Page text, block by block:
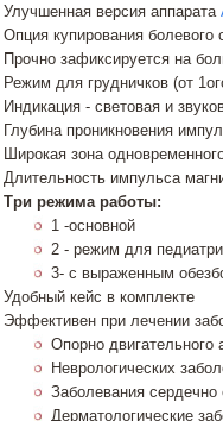
Улучшенная версия аппарата
Опция купирования болевого
Прочно зафиксируется на
Режим для грудничков (от
Индикация - световая и
Глубина проникновения
Широкая зона
Длительность импульса
Три режима работы:
1 -основной
2 - режим для
3- с выраженным
Удобный кейс в комплекте
Эффективен при лечении
Опорно двигательного
Неврологических
Заболевания
Дерматологические